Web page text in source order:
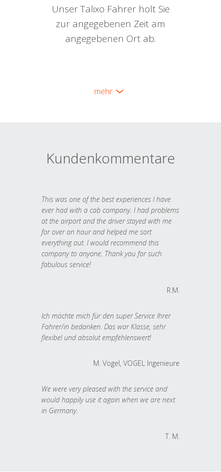
Unser Talixo Fahrer holt Sie
zur angegebenen Zeit am
angegebenen Ort ab.
mehr
Kundenkommentare
This was one of the best experiences I have
ever had with a cab company. I had problems
at the airport and the driver stayed with me
for over an hour and helped me sort
everything out. I would recommend this
company to anyone. Thank you for such
fabulous service!
R.M.
Ich möchte mich für den super Service Ihrer
Fahrer/in bedanken. Das war Klasse, sehr
flexibel und absolut empfehlenswert!
M. Vogel, VOGEL Ingenieure
We were very pleased with the service and
would happily use it again when we are next
in Germany.
T. M.